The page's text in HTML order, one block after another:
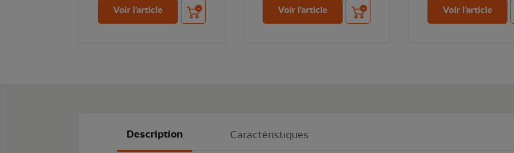
Voir l'article Ajouter au panier Voir l'article Ajouter au panier Voir l'article
Description Caractéristiques